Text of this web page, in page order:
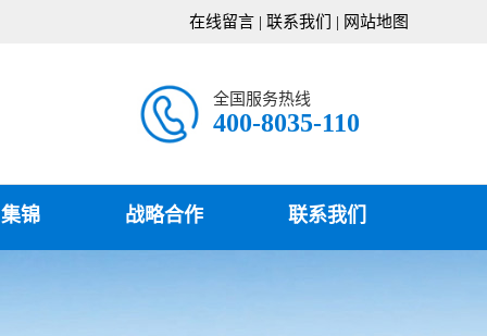
在线留言 | 联系我们 | 网站地图
全国服务热线
400-8035-110
锦 战略合作 联系我们